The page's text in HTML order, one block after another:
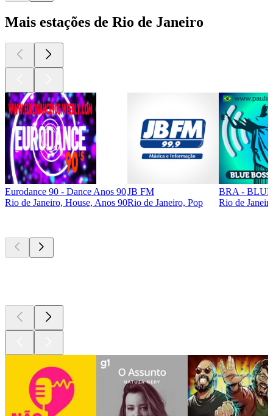
Mais estações de Rio de Janeiro
Eurodance 90 - Dance Anos 90
Rio de Janeiro, House, Anos 90
JB FM
Rio de Janeiro, Pop
BRA -
Rio de